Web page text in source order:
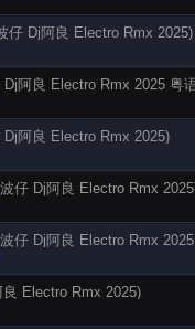
仔 Dj阿良 Electro Rmx 2025)
阿良 Electro Rmx 2025 粤
阿良 Electro Rmx 2025)
仔 Dj阿良 Electro Rmx
仔 Dj阿良 Electro Rmx
Electro Rmx 2025)